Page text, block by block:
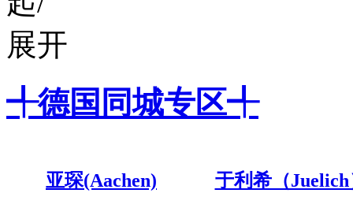
╃德国同城专区╃
亚琛(Aachen) 于利希（Juelich